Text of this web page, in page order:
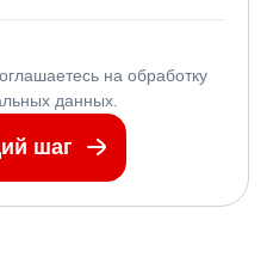
на обработку
данных.